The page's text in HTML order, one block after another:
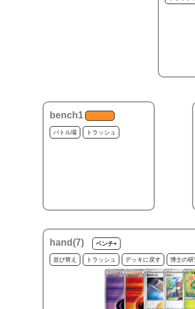
bench1
バトル場 トラッシュ
hand(7) ベンチ+
並び替え トラッシュ デッキに戻す 博士の研